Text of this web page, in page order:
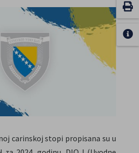
carinskoj stopi propisana su u